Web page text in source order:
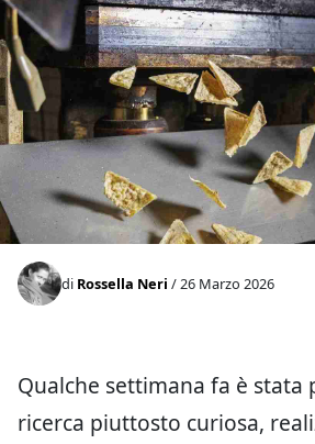
di Rossella Neri / 26 Marzo 2026
Qualche settimana fa è stata
ricerca piuttosto curiosa,